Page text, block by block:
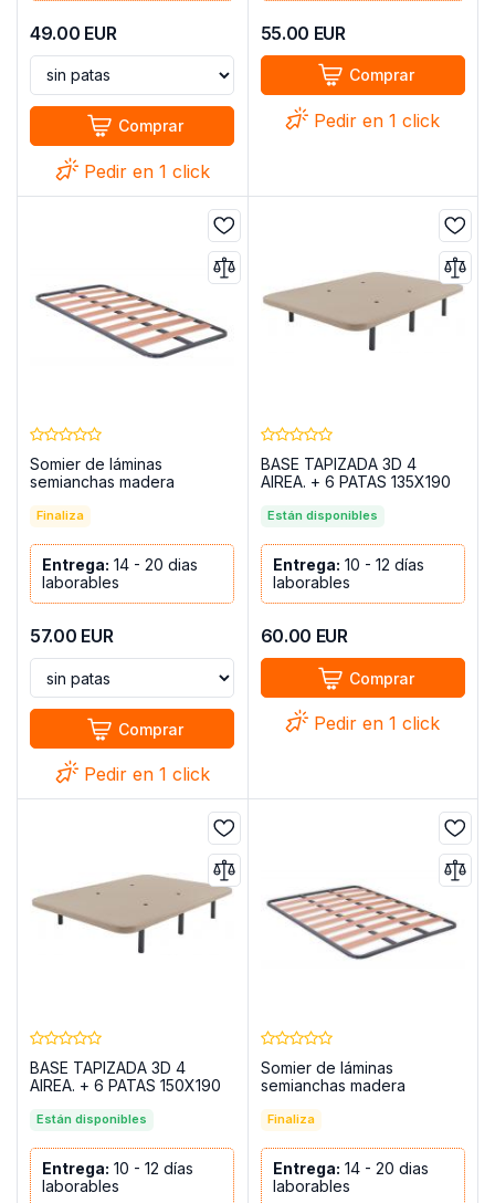
49.00 EUR
Comprar
Pedir en 1 click
55.00 EUR
Comprar
Pedir en 1 click
Somier de láminas
semianchas madera
Laminor
Finaliza
Entrega: 14 - 20 dias
laborables
57.00 EUR
Comprar
Pedir en 1 click
BASE TAPIZADA 3D 4
AIREA. + 6 PATAS 135X190
Están disponibles
Entrega: 10 - 12 días
laborables
60.00 EUR
Comprar
Pedir en 1 click
BASE TAPIZADA 3D 4
AIREA. + 6 PATAS 150X190
Están disponibles
Entrega: 10 - 12 días
laborables
Somier de láminas
semianchas madera
Laminor
Finaliza
Entrega: 14 - 20 dias
laborables